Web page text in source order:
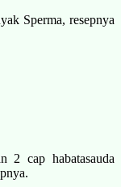
Sperma, resepnya
2 cap habatasauda